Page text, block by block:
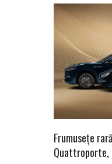
Frumusețe
Quattroporte,